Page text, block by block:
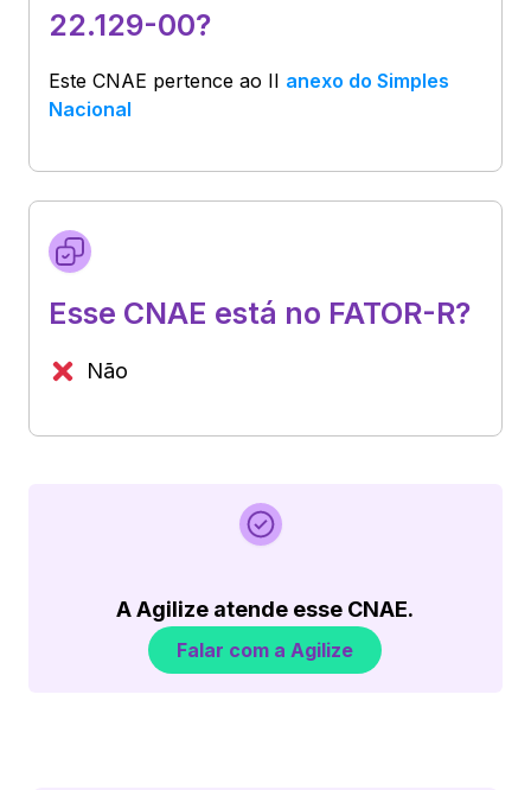
22.129-00?
Este CNAE pertence ao II anexo do Simples
Nacional
Esse CNAE está no FATOR-R?
Não
A Agilize atende esse CNAE.
Falar com a Agilize